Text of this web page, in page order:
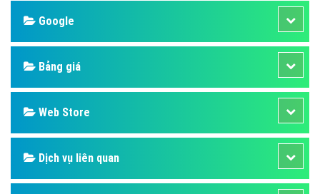
Google
Bảng giá
Web Store
Dịch vụ liên quan